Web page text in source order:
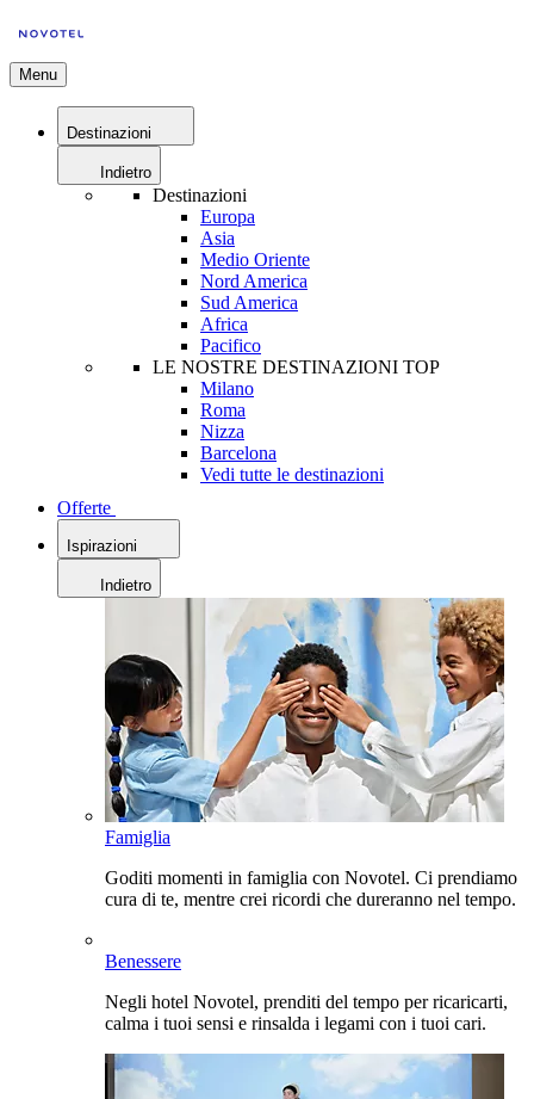
Menu
Destinazioni
Indietro
Destinazioni
Europa
Asia
Medio Oriente
Nord America
Sud America
Africa
Pacifico
LE NOSTRE DESTINAZIONI TOP
Milano
Roma
Nizza
Barcelona
Vedi tutte le destinazioni
Offerte
Ispirazioni
Indietro
Famiglia
Goditi momenti in famiglia con Novotel. Ci prendiamo
cura di te, mentre crei ricordi che dureranno nel tempo.
Benessere
Negli hotel Novotel, prenditi del tempo per ricaricarti,
calma i tuoi sensi e rinsalda i legami con i tuoi cari.